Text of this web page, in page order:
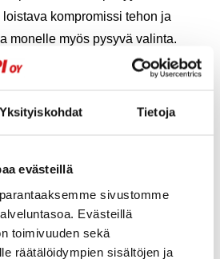
Yksityiskohdat Tietoja
evästeillä
sivustomme
Evästeillä
toimivuuden sekä
räätälöidympien sisältöjen ja
kompromissi tehon ja
monelle myös pysyvä valinta.
moottoripyöriä eri merkeiltä,